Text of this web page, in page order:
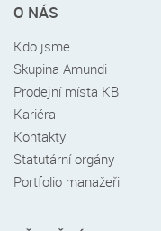
menu
patičce
O NÁS
Kdo jsme
Skupina Amundi
Prodejní místa KB
Kariéra
Kontakty
Statutární orgány
Portfolio manažeři